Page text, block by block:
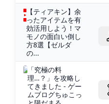
【ティアキン】余
ったアイテムを有
効活用しよう！マ
モノの面白い倒し
方8選【ゼルダ
の...
「究極の料
理…？」を攻略し
てきました - ゲー
ムブログちゅこっ